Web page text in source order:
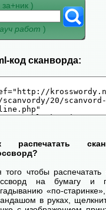
за+ник )
работ )
код сканворда:
распечатать
того чтобы распечатать
на бумагу и
«по-старинке»,
в руках,